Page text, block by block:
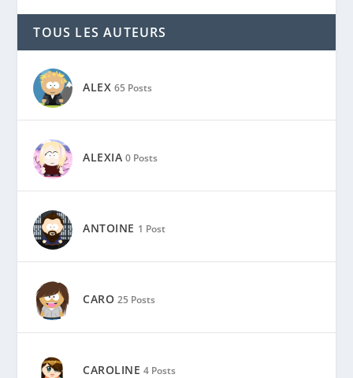
TOUS LES AUTEURS
ALEX 65 Posts
ALEXIA 0 Posts
ANTOINE 1 Post
CARO 25 Posts
CAROLINE 4 Posts